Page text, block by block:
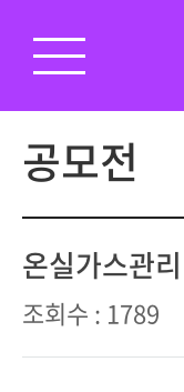
공모전
온실가스관
조회수 : 1789